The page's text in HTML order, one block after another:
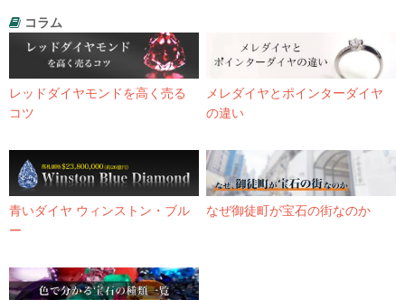
コラム
レッドダイヤモンドを高く売る
コツ
メレダイヤとポインターダイヤ
の違い
青いダイヤ ウィンストン・ブル
ー
なぜ御徒町が宝石の街なのか